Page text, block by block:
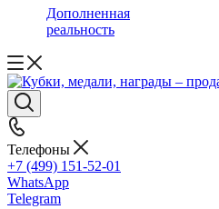
Дополненная
реальность
Телефоны
+7 (499) 151-52-01
WhatsApp
Telegram